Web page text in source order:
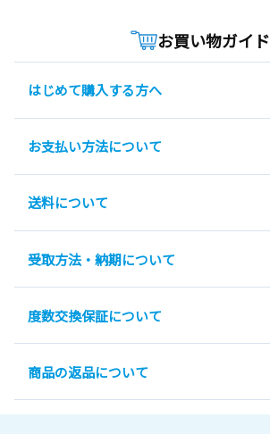
お買い物ガイド
はじめて購入する方へ
お支払い方法について
送料について
受取方法・納期について
度数交換保証について
商品の返品について